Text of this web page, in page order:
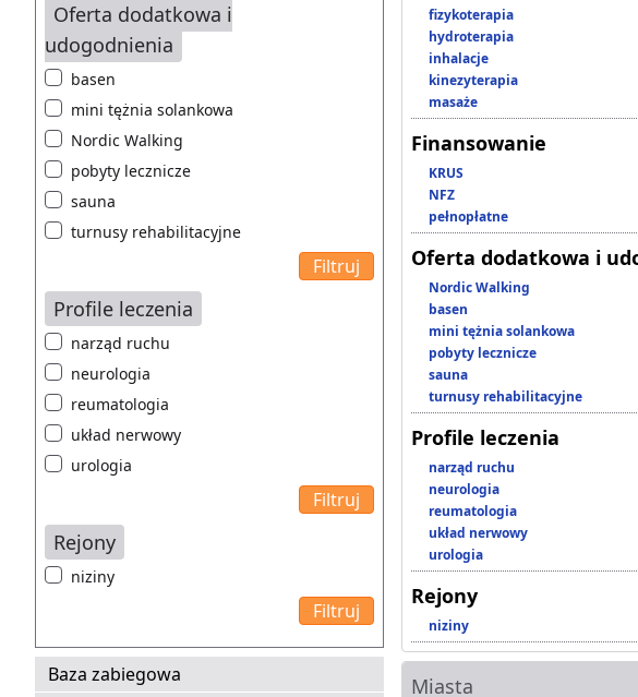
Oferta dodatkowa i
udogodnienia
basen
mini tężnia solankowa
Nordic Walking
pobyty lecznicze
sauna
turnusy rehabilitacyjne
Profile leczenia
narząd ruchu
neurologia
reumatologia
układ nerwowy
urologia
Rejony
niziny
Baza zabiegowa
fizykoterapia
hydroterapia
inhalacje
kinezyterapia
masaże
Finansowanie
KRUS
NFZ
pełnopłatne
Oferta dodatkowa i
Nordic Walking
basen
mini tężnia solankowa
pobyty lecznicze
sauna
turnusy rehabilitacyjne
Profile leczenia
narząd ruchu
neurologia
reumatologia
układ nerwowy
urologia
Rejony
niziny
Miasta